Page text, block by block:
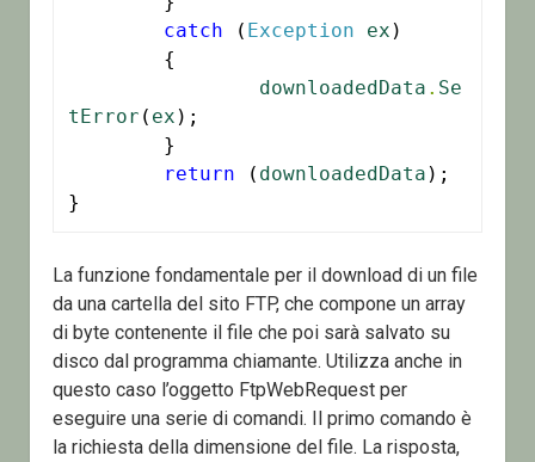
catch ( Exception ex )
downloadedData . Se
tError ( ex );
return ( downloadedData );
}
La funzione fondamentale per il download di un file
da una cartella del sito FTP, che compone un array
di byte contenente il file che poi sarà salvato su
disco dal programma chiamante. Utilizza anche in
questo caso l’oggetto FtpWebRequest per
eseguire una serie di comandi. Il primo comando è
la richiesta della dimensione del file. La risposta,